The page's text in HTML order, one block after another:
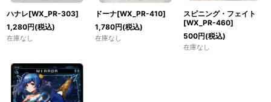
ハナレ[WX_PR-303]
1,280円(税込)
在庫なし
ドーナ[WX_PR-410]
1,780円(税込)
在庫なし
スピニング・フェイト
[WX_PR-460]
500円(税込)
在庫なし